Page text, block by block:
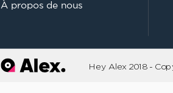
À propos de nous
Hey Alex 2018 -